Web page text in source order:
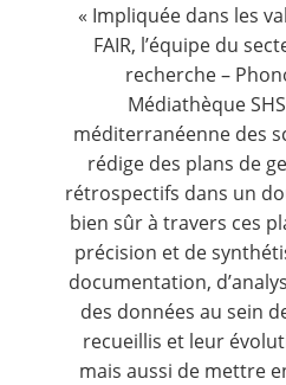
« Impliquée dans les
FAIR, l’équipe du
recherche –
Médiathèque
méditerranéenne des
rédige des plans de
rétrospectifs dans un
bien sûr à travers ces
précision et de
documentation,
des données au sein
recueillis et leur
mais aussi de mettre